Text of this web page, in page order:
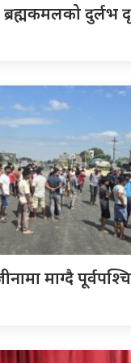
ब्रह्मकमलको दुर्लभ
माग्दै